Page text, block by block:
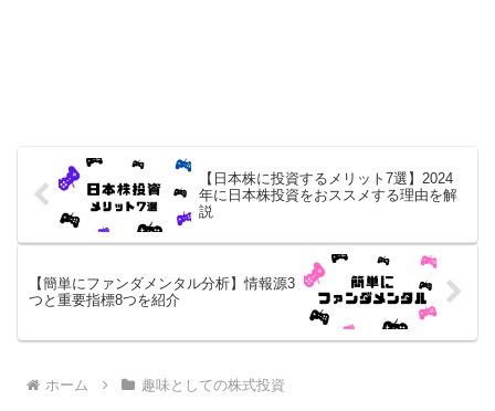
【日本株に投資するメリット7選】2024
年に日本株投資をおススメする理由を解
説
【簡単にファンダメンタル分析】情報源3
つと重要指標8つを紹介
ホーム 趣味としての株式投資